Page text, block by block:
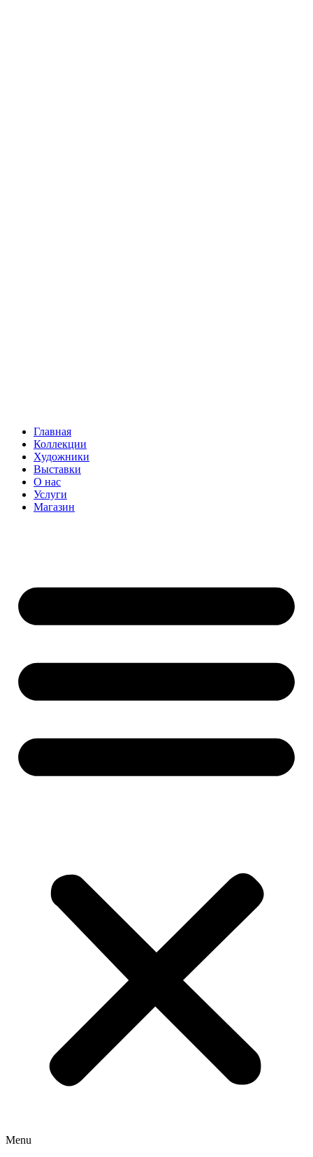
Главная
Коллекции
Художники
Выставки
О нас
Услуги
Магазин
Menu